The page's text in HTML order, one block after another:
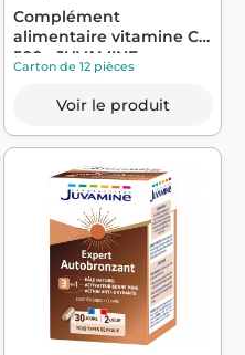
Complément
alimentaire vitamine C
500 - JUVAMINE
Carton de 12 pièces
Voir le produit